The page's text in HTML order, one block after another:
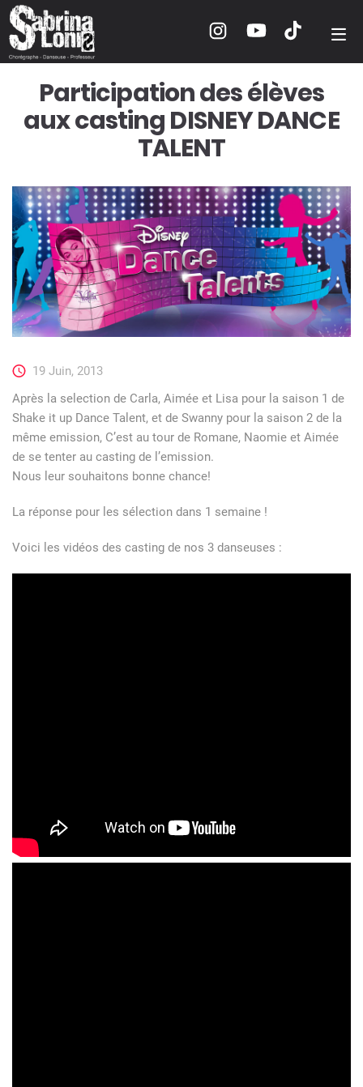
Participation des élèves
aux casting DISNEY DANCE
TALENT
19 Juin, 2013
Après la selection de Carla, Aimée et Lisa pour la saison 1 de
Shake it up Dance Talent, et de Swanny pour la saison 2 de la
même emission, C’est au tour de Romane, Naomie et Aimée
de se tenter au casting de l’emission.
Nous leur souhaitons bonne chance!
La réponse pour les sélection dans 1 semaine !
Voici les vidéos des casting de nos 3 danseuses :